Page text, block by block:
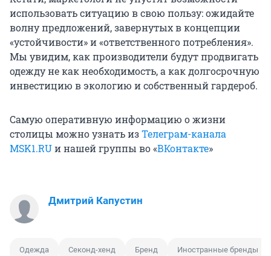
использовать ситуацию в свою пользу: ожидайте
волну предложений, завернутых в концепции
«устойчивости» и «ответственного потребления».
Мы увидим, как производители будут продвигать
одежду не как необходимость, а как долгосрочную
инвестицию в экологию и собственный гардероб.
Самую оперативную информацию о жизни
столицы можно узнать изТелеграм-канала
MSK1.RUи нашей группы во «ВКонтакте»
Дмитрий Капустин
Одежда Секонд-хенд Бренд Иностранные бренды